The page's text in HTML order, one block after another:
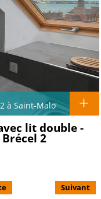
à Saint-Malo
lit double -
2
Suivant